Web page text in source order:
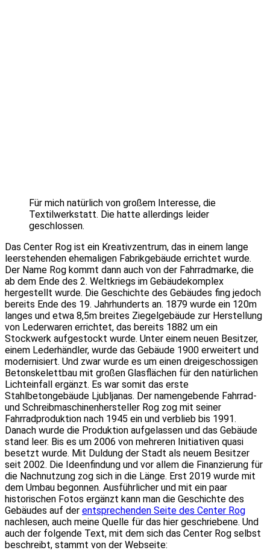
Für mich natürlich von großem Interesse, die
Textilwerkstatt. Die hatte allerdings leider
geschlossen.
Das Center Rog ist ein Kreativzentrum, das in einem lange
leerstehenden ehemaligen Fabrikgebäude errichtet wurde.
Der Name Rog kommt dann auch von der Fahrradmarke, die
ab dem Ende des 2. Weltkriegs im Gebäudekomplex
hergestellt wurde. Die Geschichte des Gebäudes fing jedoch
bereits Ende des 19. Jahrhunderts an. 1879 wurde ein 120m
langes und etwa 8,5m breites Ziegelgebäude zur Herstellung
von Lederwaren errichtet, das bereits 1882 um ein
Stockwerk aufgestockt wurde. Unter einem neuen Besitzer,
einem Lederhändler, wurde das Gebäude 1900 erweitert und
modernisiert. Und zwar wurde es um einen dreigeschossigen
Betonskelettbau mit großen Glasflächen für den natürlichen
Lichteinfall ergänzt. Es war somit das erste
Stahlbetongebäude Ljubljanas. Der namengebende Fahrrad-
und Schreibmaschinenhersteller Rog zog mit seiner
Fahrradproduktion nach 1945 ein und verblieb bis 1991.
Danach wurde die Produktion aufgelassen und das Gebäude
stand leer. Bis es um 2006 von mehreren Initiativen quasi
besetzt wurde. Mit Duldung der Stadt als neuem Besitzer
seit 2002. Die Ideenfindung und vor allem die Finanzierung für
die Nachnutzung zog sich in die Länge. Erst 2019 wurde mit
dem Umbau begonnen. Ausführlicher und mit ein paar
historischen Fotos ergänzt kann man die Geschichte des
Gebäudes auf der entsprechenden Seite des Center Rog
nachlesen, auch meine Quelle für das hier geschriebene. Und
auch der folgende Text, mit dem sich das Center Rog selbst
beschreibt, stammt von der Webseite: